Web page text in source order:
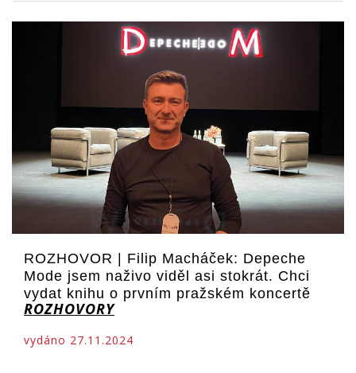
ROZHOVOR | Filip Macháček: Depeche
Mode jsem naživo viděl asi stokrát. Chci
vydat knihu o prvním pražském koncertě
ROZHOVORY
vydáno 27.11.2024